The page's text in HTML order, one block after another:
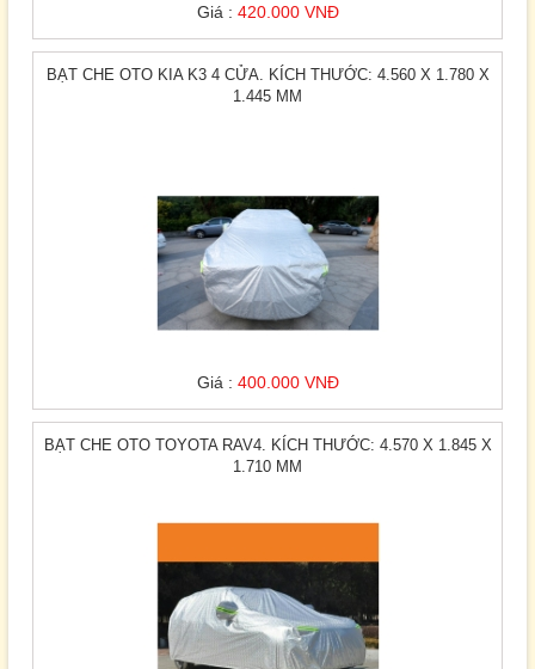
Giá : 420.000 VNĐ
BẠT CHE OTO KIA K3 4 CỬA. KÍCH THƯỚC: 4.560 X 1.780 X
1.445 MM
Giá : 400.000 VNĐ
BẠT CHE OTO TOYOTA RAV4. KÍCH THƯỚC: 4.570 X 1.845 X
1.710 MM